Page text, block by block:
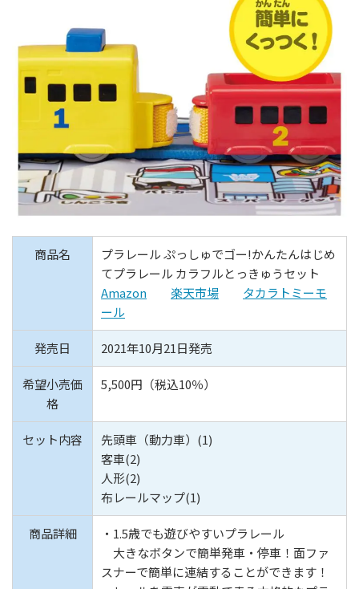
商品名
プラレール ぷっしゅでゴー!かんたんはじめ
てプラレール カラフルとっきゅうセット
Amazon
楽天市場
タカラトミーモ
ール
発売日 2021年10月21日発売
希望小売価
格
5,500円（税込10％）
セット内容
先頭車（動力車）(1)
客車(2)
人形(2)
布レールマップ(1)
商品詳細
・1.5歳でも遊びやすいプラレール
大きなボタンで簡単発車・停車！面ファ
スナーで簡単に連結することができます！